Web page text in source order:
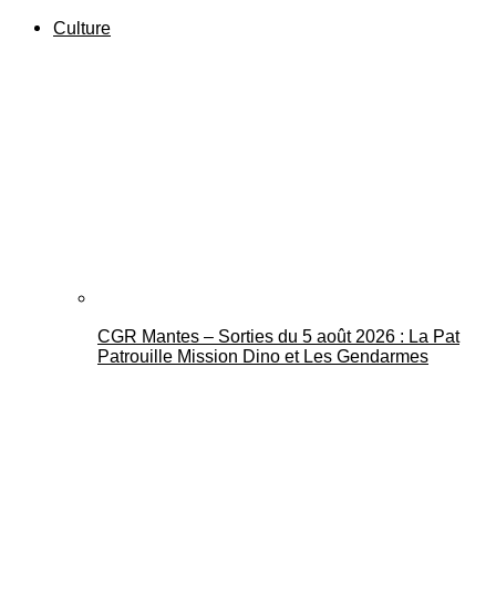
Culture
CGR Mantes – Sorties du 5 août 2026 : La Pat
Patrouille Mission Dino et Les Gendarmes